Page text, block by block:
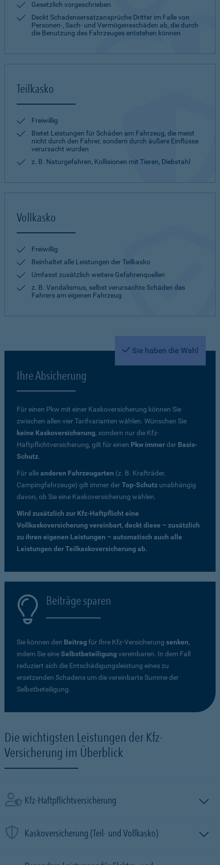
Gesetzlich vorgeschrieben
Deckt Schadensersatzansprüche Dritter im Falle von
Personen-, Sach- und Vermögensschäden ab, die durch
die Benutzung des Fahrzeuges entstehen können
Teilkasko
Freiwillig
Bietet Leistungen für Schäden am Fahrzeug, die meist
nicht durch den Fahrer, sondern durch äußere Einflüsse
verursacht wurden
z. B. Naturgefahren, Kollisionen mit Tieren, Diebstahl
Vollkasko
Freiwillig
Beinhaltet alle Leistungen der Teilkasko
Umfasst zusätzlich weitere Gefahrenquellen
z. B. Vandalismus, selbst verursachte Schäden des
Fahrers am eigenen Fahrzeug
Sie haben die Wahl
Ihre Absicherung
Für einen Pkw mit einer Kaskoversicherung können Sie
zwischen allen vier Tarifvarianten wählen. Wünschen Sie
keine Kaskoversicherung, sondern nur die Kfz-
Haftpflichtversicherung, gilt für einen Pkw immerder Basis-
Schutz.
Für alleanderen Fahrzeugarten (z. B. Krafträder,
Campingfahrzeuge) gilt immer derTop-Schutz unabhängig
davon, ob Sie eine Kaskoversicherung wählen.
Wird zusätzlich zur Kfz-Haftpflicht eine
Vollkaskoversicherung vereinbart, deckt diese – zusätzlich
zu ihren eigenen Leistungen – automatisch auch alle
Leistungen der Teilkaskoversicherung ab.
Beiträge sparen
Sie können den Beitrag für Ihre Kfz-Versicherung senken,
indem Sie eineSelbstbeteiligung vereinbaren. In dem Fall
reduziert sich die Entschädigungsleistung eines zu
ersetzenden Schadens um die vereinbarte Summe der
Selbstbeteiligung.
Die wichtigsten Leistungen der Kfz-
Versicherung im Überblick
Kfz-Haftpflichtversicherung
Kaskoversicherung (Teil- und Vollkasko)